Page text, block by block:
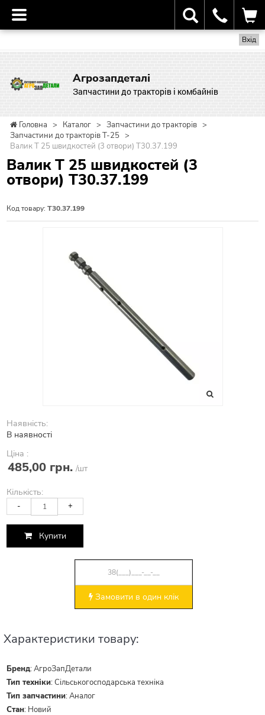
Вхід
Агрозапдеталі
Запчастини до тракторів і комбайнів
Головна > Каталог > Запчастини до тракторів >
Запчастини до тракторів Т-25 >
Валик Т 25 швидкостей (3 отвори) Т30.37.199
Валик Т 25 швидкостей (3
отвори) Т30.37.199
Код товару: Т30.37.199
Наявність:
В наявності
Ціна :
485,00 грн. /шт
Кількість:
- +
Купити
Замовити в один клік
Характеристики товару:
Бренд:АгроЗапДетали
Тип техніки:Сільськогосподарська техніка
Тип запчастини:Аналог
Стан: Новий